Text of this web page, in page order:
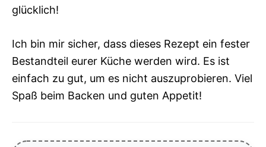
glücklich!
Ich bin mir sicher, dass dieses Rezept ein fester
Bestandteil eurer Küche werden wird. Es ist
einfach zu gut, um es nicht auszuprobieren. Viel
Spaß beim Backen und guten Appetit!